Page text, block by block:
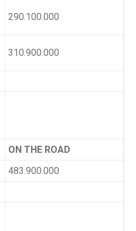
290.100.000
310.900.000
ON THE ROAD
483.900.000